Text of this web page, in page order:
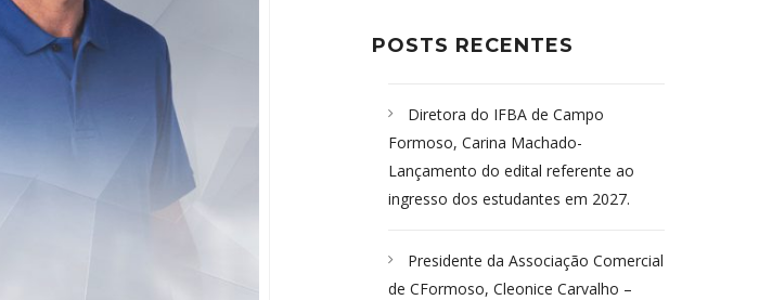
POSTS RECENTES
Diretora do IFBA de Campo
Formoso, Carina Machado-
Lançamento do edital referente ao
ingresso dos estudantes em 2027.
Presidente da Associação Comercial
de CFormoso, Cleonice Carvalho –